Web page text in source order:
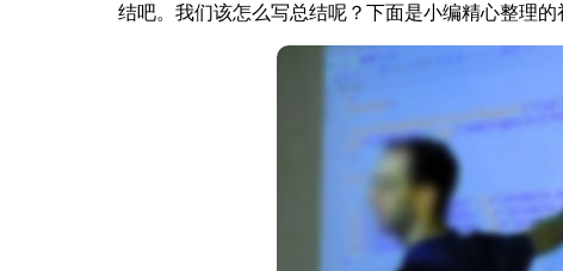
结吧。我们该怎么写总结呢？下面是小编精心整理的